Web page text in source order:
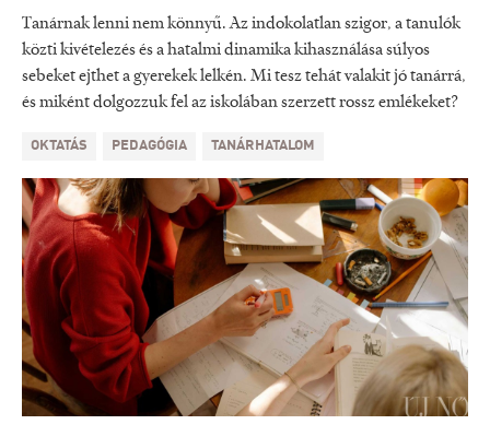
Tanárnak lenni nem könnyű. Az indokolatlan szigor, a tanulók
közti kivételezés és a hatalmi dinamika kihasználása súlyos
sebeket ejthet a gyerekek lelkén. Mi tesz tehát valakit jó tanárrá,
és miként dolgozzuk fel az iskolában szerzett rossz emlékeket?
OKTATÁS PEDAGÓGIA TANÁRHATALOM